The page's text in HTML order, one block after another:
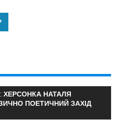
ХЕРСОНКА НАТАЛЯ
ПОЕТИЧНИЙ ЗАХІД